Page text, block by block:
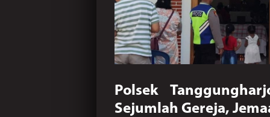
Polsek
Sejumlah Gereja,